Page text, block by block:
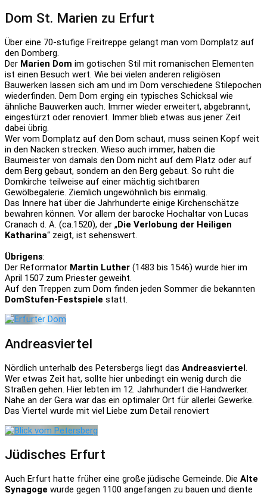
Dom St. Marien zu Erfurt
Über eine 70-stufige Freitreppe gelangt man vom Domplatz auf
den Domberg.
Der Marien Dom im gotischen Stil mit romanischen Elementen
ist einen Besuch wert. Wie bei vielen anderen religiösen
Bauwerken lassen sich am und im Dom verschiedene Stilepochen
wiederfinden. Dem Dom erging ein typisches Schicksal wie
ähnliche Bauwerken auch. Immer wieder erweitert, abgebrannt,
eingestürzt oder renoviert. Immer blieb etwas aus jener Zeit
dabei übrig.
Wer vom Domplatz auf den Dom schaut, muss seinen Kopf weit
in den Nacken strecken. Wieso auch immer, haben die
Baumeister von damals den Dom nicht auf dem Platz oder auf
dem Berg gebaut, sondern an den Berg gebaut. So ruht die
Domkirche teilweise auf einer mächtig sichtbaren
Gewölbegalerie. Ziemlich ungewöhnlich bis einmalig.
Das Innere hat über die Jahrhunderte einige Kirchenschätze
bewahren können. Vor allem der barocke Hochaltar von Lucas
Cranach d. Ä. (ca.1520), der „Die Verlobung der Heiligen
Katharina“ zeigt, ist sehenswert.
Übrigens:
Der Reformator Martin Luther (1483 bis 1546) wurde hier im
April 1507 zum Priester geweiht.
Auf den Treppen zum Dom finden jeden Sommer die bekannten
DomStufen-Festspiele statt.
Andreasviertel
Nördlich unterhalb des Petersbergs liegt das Andreasviertel
Wer etwas Zeit hat, sollte hier unbedingt ein wenig durch die
Straßen gehen. Hier lebten im 12. Jahrhundert die Handwerker.
Nahe an der Gera war das ein optimaler Ort für allerlei Gewerke.
Das Viertel wurde mit viel Liebe zum Detail renoviert
Jüdisches Erfurt
Auch Erfurt hatte früher eine große jüdische Gemeinde. Die Alte
Synagoge wurde gegen 1100 angefangen zu bauen und diente